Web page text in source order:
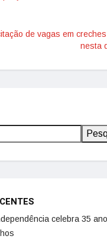
de vagas em
nesta
celebra 35